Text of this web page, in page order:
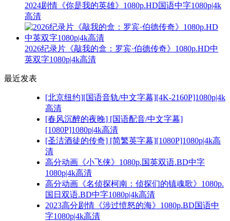
2024剧情《你是我的英雄》1080p.HD国语中字1080p|4k
高清
2026纪录片《敲我的盒：罗宾·伯德传奇》1080p.HD中
英双字1080p|4k高清
最近发表
[北京纽约][国语音轨/中文字幕][4K-2160P]1080p|4k
高清
[春风沉醉的夜晚] [国语配音/中文字幕]
[1080P]1080p|4k高清
[圣洁酒徒的传奇] [简繁英字幕][1080P]1080p|4k高
清
高分动画《小飞侠》1080p.国英双语.BD中字
1080p|4k高清
高分动画《名侦探柯南：侦探们的镇魂歌》1080p.
国日双语.BD中字1080p|4k高清
2023高分剧情《涉过愤怒的海》1080p.BD国语中
字1080p|4k高清